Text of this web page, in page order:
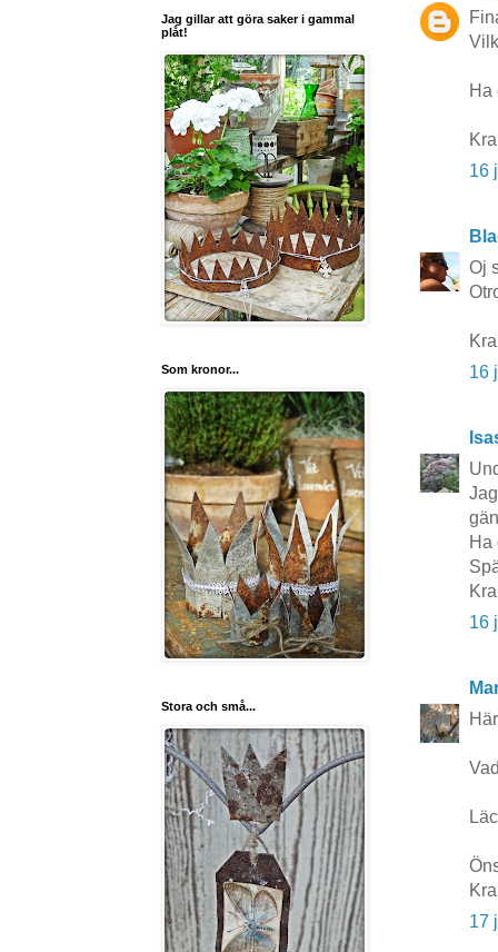
Ha
16
Oj
16
Ha
16
17
Jag gillar att göra saker i gammal
plåt!
Som kronor...
Stora och små...